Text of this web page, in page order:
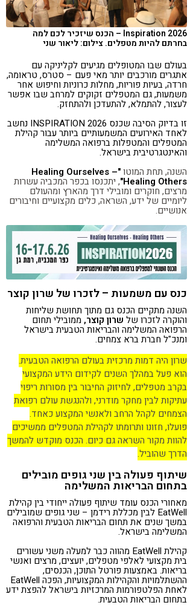
Inspiration 2026 – הכנס שיזכיר לכם למה
בחרתם להיות מטפלים. צילום: ליאור שני
בעולם שבו המטופלים מגיעים לקליניקה עם
אתגרים מורכבים יותר מאי פעם – סטרס, טראומה,
חרדה, בעיות פוריות, מחלות כרוניות וחיפוש אחר
משמעות, גם המטפלים זקוקים למרחב שבו אפשר
לעצור, להתמלא, להתעדכן ולהתחזק.
זו בדיוק הסיבה שכנס INSPIRATION 2026 נחשב
לאחד האירועים המשמעותיים ביותר עבור קהילת
המטפלים והמטפלות ברפואה המשלימה
והאינטגרטיבית בישראל.
השנה, תחת המוטו "Healing Ourselves –
Healing Others" , יתכנסו בכפר המכביה עשרות
מרצים, חוקרים ומובילי דרך מהארץ ומהעולם
ליומיים של ידע, השראה, כלים מקצועיים וחיבורים
אנושיים.
כנס עם משמעות – לזכרו של שרון קוצר
השנה מתקיים הכנס גם מתוך תחושת שליחות
והוקרה לזכרו של שרון קוצר,ממובילי תחום
הרפואה המשלימה והבריאות הטבעית בישראל
ומנכ"ל חברת ברא צמחים.
שרון היה דמות מרכזית בעולם הרפואה הטבעית.
הוא פעל במהלך השנים לקידום הידע המקצועי
בקרב מטפלים, לחיזוק החיבור בין מסורות ריפוי
עתיקות לבין מחקר מודרני, ולהנגשת עולם רפואת
הצמחים לקהל הרחב ולאנשי המקצוע כאחד.
פועלו, חזונו ותרומתו לקהילת המטפלים ממשיכים
להוות מקור השראה גם כיום. הכנס מוקדש להמשך
הדרך שהוביל.
שיתוף פעולה בין שני גופים מובילים
בתחום הבריאות המשלימה
מאחורי הכנס עומד שיתוף פעולה ייחודי בין קהילת
EatWell לבין מכללת רידמן – שני גופים שמובילים
במשך שנים את תחום הבריאות הטבעית והרפואה
המשלימה בישראל.
קהילת EatWell מהווה כבר למעלה משני עשורים
בית מקצועי לאלפי מטפלים, יועצים, מרצים ואנשי
בריאות. באמצעות פורטל התוכן, הכנסים,
ההשתלמויות והקהילות המקצועיות, הפכה EatWell
לאחת הפלטפורמות המרכזיות בישראל להפצת ידע
בתחום הבריאות הטבעית.